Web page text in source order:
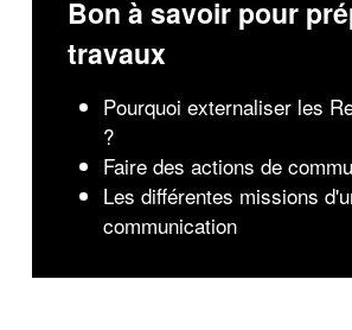
Bon à savoir pour
travaux
Pourquoi externaliser les
?
Faire des actions de
Les différentes missions
communication